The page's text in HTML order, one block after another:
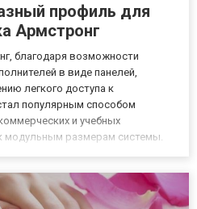
профиль для
Армстронг
благодаря возможности
в виде панелей,
легкого доступа к
популярным способом
и учебных
модульным размерам системы.
со вс...